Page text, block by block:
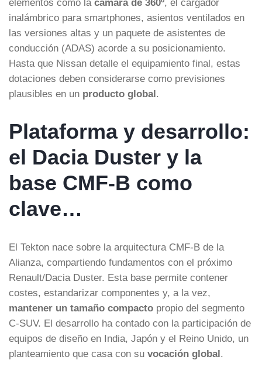
elementos como la cámara de 360º, el cargador
inalámbrico para smartphones, asientos ventilados en
las versiones altas y un paquete de asistentes de
conducción (ADAS) acorde a su posicionamiento.
Hasta que Nissan detalle el equipamiento final, estas
dotaciones deben considerarse como previsiones
plausibles en un producto global.
Plataforma y desarrollo:
el Dacia Duster y la
base CMF-B como
clave…
El Tekton nace sobre la arquitectura CMF-B de la
Alianza, compartiendo fundamentos con el próximo
Renault/Dacia Duster. Esta base permite contener
costes, estandarizar componentes y, a la vez,
mantener un tamaño compacto propio del segmento
C-SUV. El desarrollo ha contado con la participación de
equipos de diseño en India, Japón y el Reino Unido, un
planteamiento que casa con su vocación global.